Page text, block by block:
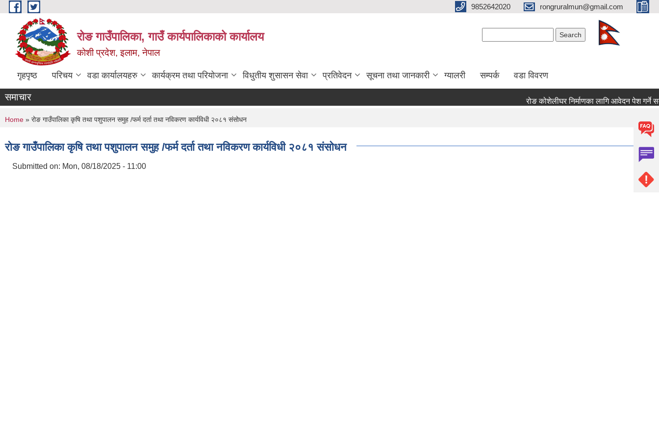
Skip to main content 9852642020 rongruralmun@gmail.com
रोङ गाउँपालिका, गाउँ कार्यपालिकाको कार्यालय
कोशी प्रदेश, इलाम, नेपाल
गृहपृष्ठ परिचय वडा कार्यालयहरु कार्यक्रम तथा परियोजना विधुतीय शुसासन सेवा प्रतिवेदन सूचना तथा जानकारी ग्यालरी सम्पर्क वडा विवरण
समाचार रोङ कोशेलीघर निर्माणका लागि आवेदन पेश गर्ने
You are here
Home » रोङ गाउँपालिका कृषि तथा पशुपालन समुह /फर्म दर्ता तथा नविकरण कार्यविधी २०८१ संसोधन
रोङ गाउँपालिका कृषि तथा पशुपालन समुह /फर्म दर्ता तथा नविकरण कार्यविधी २०८१ संसोधन
Submitted on: Mon, 08/18/2025 - 11:00